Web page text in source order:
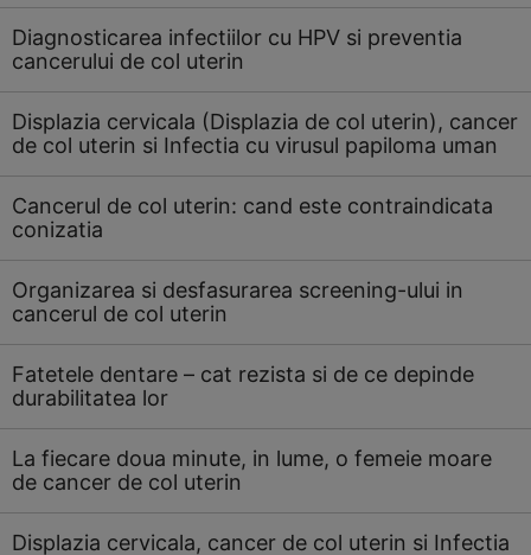
Diagnosticarea infectiilor cu HPV si preventia
cancerului de col uterin
Displazia cervicala (Displazia de col uterin), cancer
de col uterin si Infectia cu virusul papiloma uman
Cancerul de col uterin: cand este contraindicata
conizatia
Organizarea si desfasurarea screening-ului in
cancerul de col uterin
Fatetele dentare – cat rezista si de ce depinde
durabilitatea lor
La fiecare doua minute, in lume, o femeie moare
de cancer de col uterin
Displazia cervicala, cancer de col uterin si Infectia